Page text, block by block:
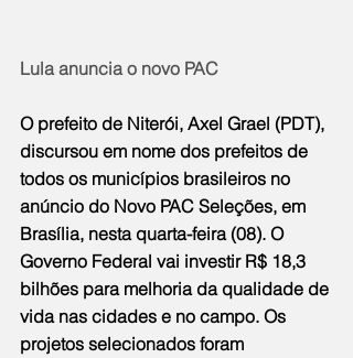
Lula anuncia o novo PAC
O prefeito de Niterói, Axel Grael (PDT),
discursou em nome dos prefeitos de
todos os municípios brasileiros no
anúncio do Novo PAC Seleções, em
Brasília, nesta quarta-feira (08). O
Governo Federal vai investir R$ 18,3
bilhões para melhoria da qualidade de
vida nas cidades e no campo. Os
projetos selecionados foram